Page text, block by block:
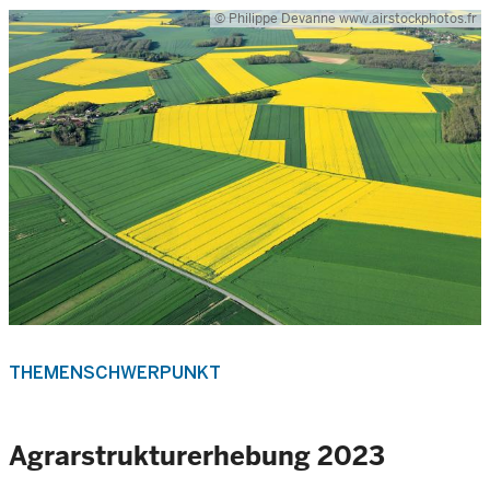
© Philippe Devanne www.airstockphotos.fr
THEMENSCHWERPUNKT
Agrarstrukturerhebung 2023